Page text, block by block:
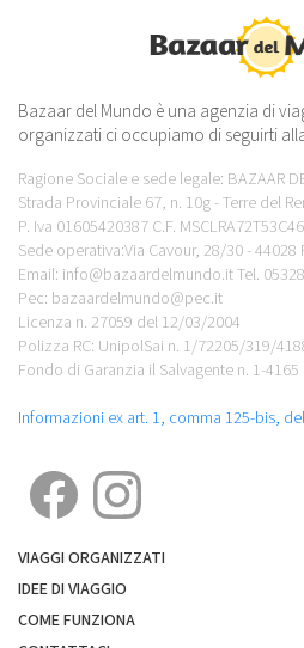
Bazaar del Mundo è una agenzia di
organizzati ci occupiamo di seguirti
Ragione Sociale e sede legale: BAZAAR
Strada Provinciale 67, n. 10g - Terre del
P. Iva 01605420387 C.F.
Sede operativa:Via Cavour, 28/30 -
Email: info@bazaardelmundo.it Tel.
Pec: bazaardelmundo@pec.it
Licenza n. 27059 del 12/03/2004
Polizza RC: UnipolSai n. 1/72205/319/
Fondo di Garanzia il Salvagente n. 1-4165
Informazioni ex art. 1, comma 125-bis,
VIAGGI ORGANIZZATI
IDEE DI VIAGGIO
COME FUNZIONA